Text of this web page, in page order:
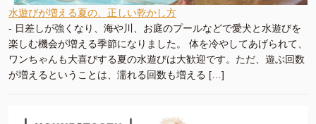
水遊びが増える夏の、正しい乾かし方
- 日差しが強くなり、海や川、お庭のプールなどで愛犬と水遊びを
楽しむ機会が増える季節になりました。 体を冷やしてあげられて、
ワンちゃんも大喜びする夏の水遊びは大歓迎です。ただ、遊ぶ回数
が増えるということは、濡れる回数も増える […]